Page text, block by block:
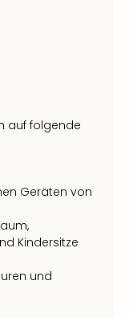
auf folgende
Geräten von
Kindersitze
und